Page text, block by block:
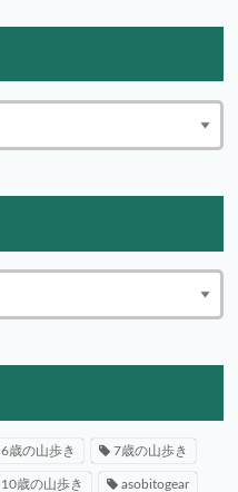
6歳の山歩き 7歳の山歩き
10歳の山歩き asobitogear